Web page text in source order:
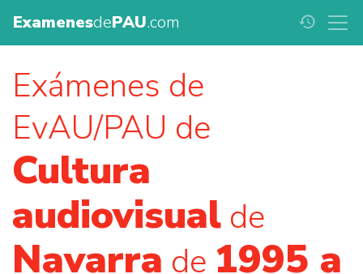
ExamenesdePAU.com history
Exámenes de
EvAU/PAU de
Cultura
audiovisual de
Navarra de 1995 a